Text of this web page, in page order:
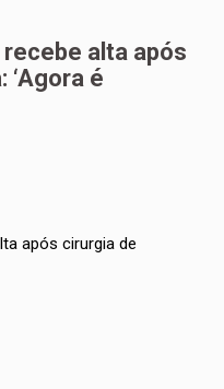
alta após
é